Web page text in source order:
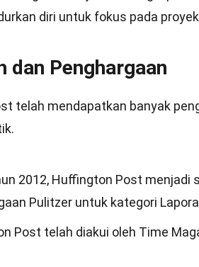
diri untuk fokus pada
dan Penghargaan
telah mendapatkan banyak
2012, Huffington Post
Pulitzer untuk kategori
Post telah diakui oleh Time